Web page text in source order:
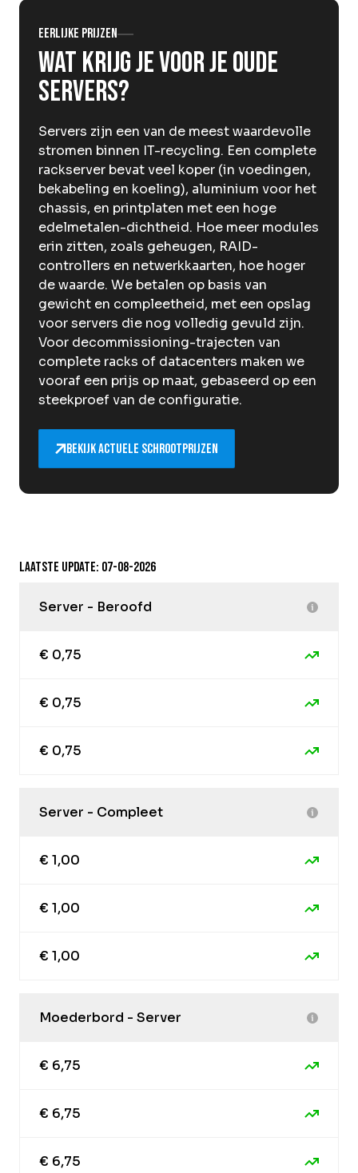
Nieuws
Werken bij
NL
Direct inleveren Ophaalservice
Eerlijke prijzen
Wat krijg je voor je oude
servers?
Servers zijn een van de meest waardevolle
stromen binnen IT-recycling. Een complete
rackserver bevat veel koper (in voedingen,
bekabeling en koeling), aluminium voor het
chassis, en printplaten met een hoge
edelmetalen-dichtheid. Hoe meer modules
erin zitten, zoals geheugen, RAID-
controllers en netwerkkaarten, hoe hoger
de waarde. We betalen op basis van
gewicht en compleetheid, met een opslag
voor servers die nog volledig gevuld zijn.
Voor decommissioning-trajecten van
complete racks of datacenters maken we
vooraf een prijs op maat, gebaseerd op een
steekproef van de configuratie.
Bekijk actuele schrootprijzen
Laatste update: 07-08-2026
Server - Beroofd
€ 0,75
€ 0,75
€ 0,75
Server - Compleet
€ 1,00
€ 1,00
€ 1,00
Moederbord - Server
€ 6,75
€ 6,75
€ 6,75